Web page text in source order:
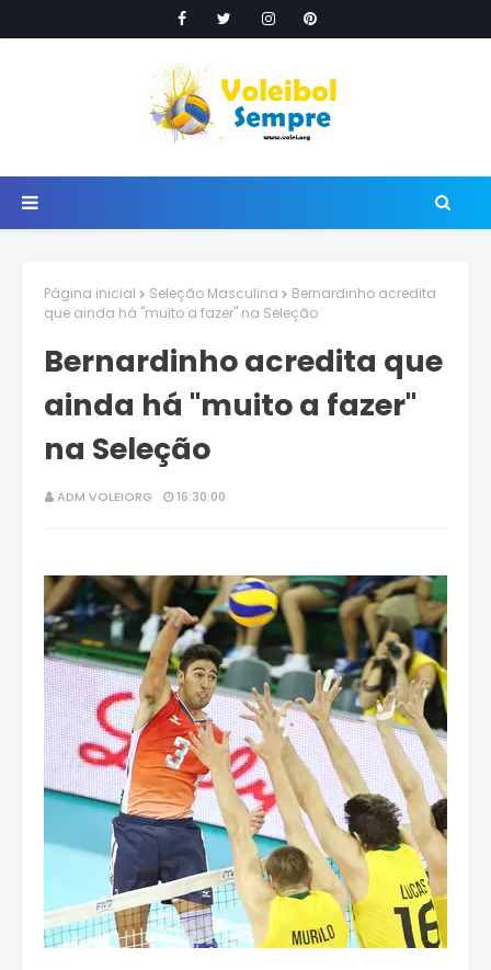
Página inicial Seleção Masculina
Bernardinho acredita
que ainda há "muito a fazer" na Seleção
Bernardinho acredita que
ainda há "muito a fazer"
na Seleção
ADM VOLEIORG 16:30:00